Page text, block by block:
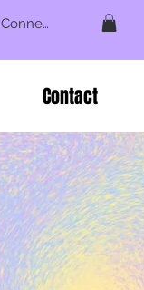
Connexion
Contact